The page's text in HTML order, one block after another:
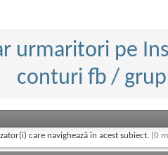
urmaritori pe
conturi fb /
care navighează în acest subiect. (0